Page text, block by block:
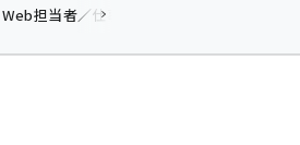
Web担当者／仕事